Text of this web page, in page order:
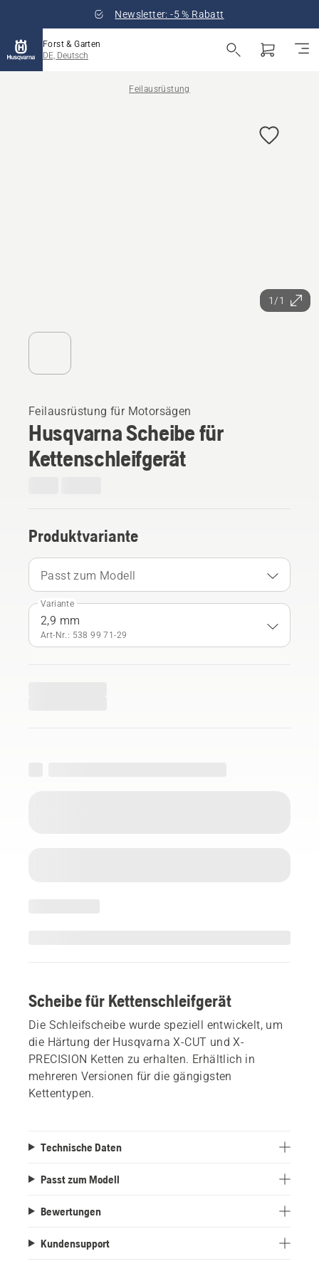
Newsletter: -5 % Rabatt
Forst & Garten
DE, Deutsch
Feilausrüstung
1/1
Feilausrüstung für Motorsägen
Husqvarna Scheibe für
Kettenschleifgerät
Produktvariante
Passt zum Modell
Variante
2,9 mm
Art-Nr.: 538 99 71‑29
Scheibe für Kettenschleifgerät
Die Schleifscheibe wurde speziell entwickelt, um
die Härtung der Husqvarna X-CUT und X-
PRECISION Ketten zu erhalten. Erhältlich in
mehreren Versionen für die gängigsten
Kettentypen.
Technische Daten
Passt zum Modell
Bewertungen
Kundensupport